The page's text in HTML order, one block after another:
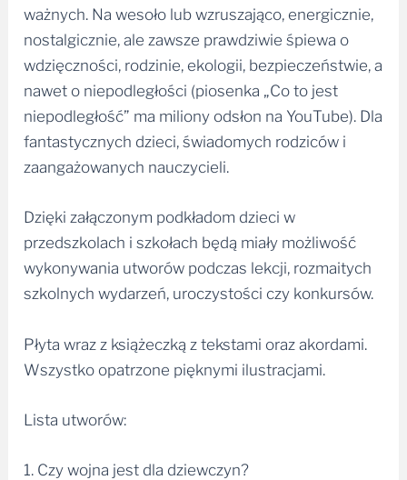
ważnych. Na wesoło lub wzruszająco, energicznie,
nostalgicznie, ale zawsze prawdziwie śpiewa o
wdzięczności, rodzinie, ekologii, bezpieczeństwie, a
nawet o niepodległości (piosenka „Co to jest
niepodległość” ma miliony odsłon na YouTube). Dla
fantastycznych dzieci, świadomych rodziców i
zaangażowanych nauczycieli.
Dzięki załączonym podkładom dzieci w
przedszkolach i szkołach będą miały możliwość
wykonywania utworów podczas lekcji, rozmaitych
szkolnych wydarzeń, uroczystości czy konkursów.
Płyta wraz z książeczką z tekstami oraz akordami.
Wszystko opatrzone pięknymi ilustracjami.
Lista utworów:
1. Czy wojna jest dla dziewczyn?